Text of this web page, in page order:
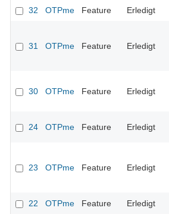
32
OTPme Feature Erledigt
31 OTPme Feature Erledigt
30 OTPme Feature Erledigt
24 OTPme Feature Erledigt
23 OTPme Feature Erledigt
22
OTPme Feature Erledigt